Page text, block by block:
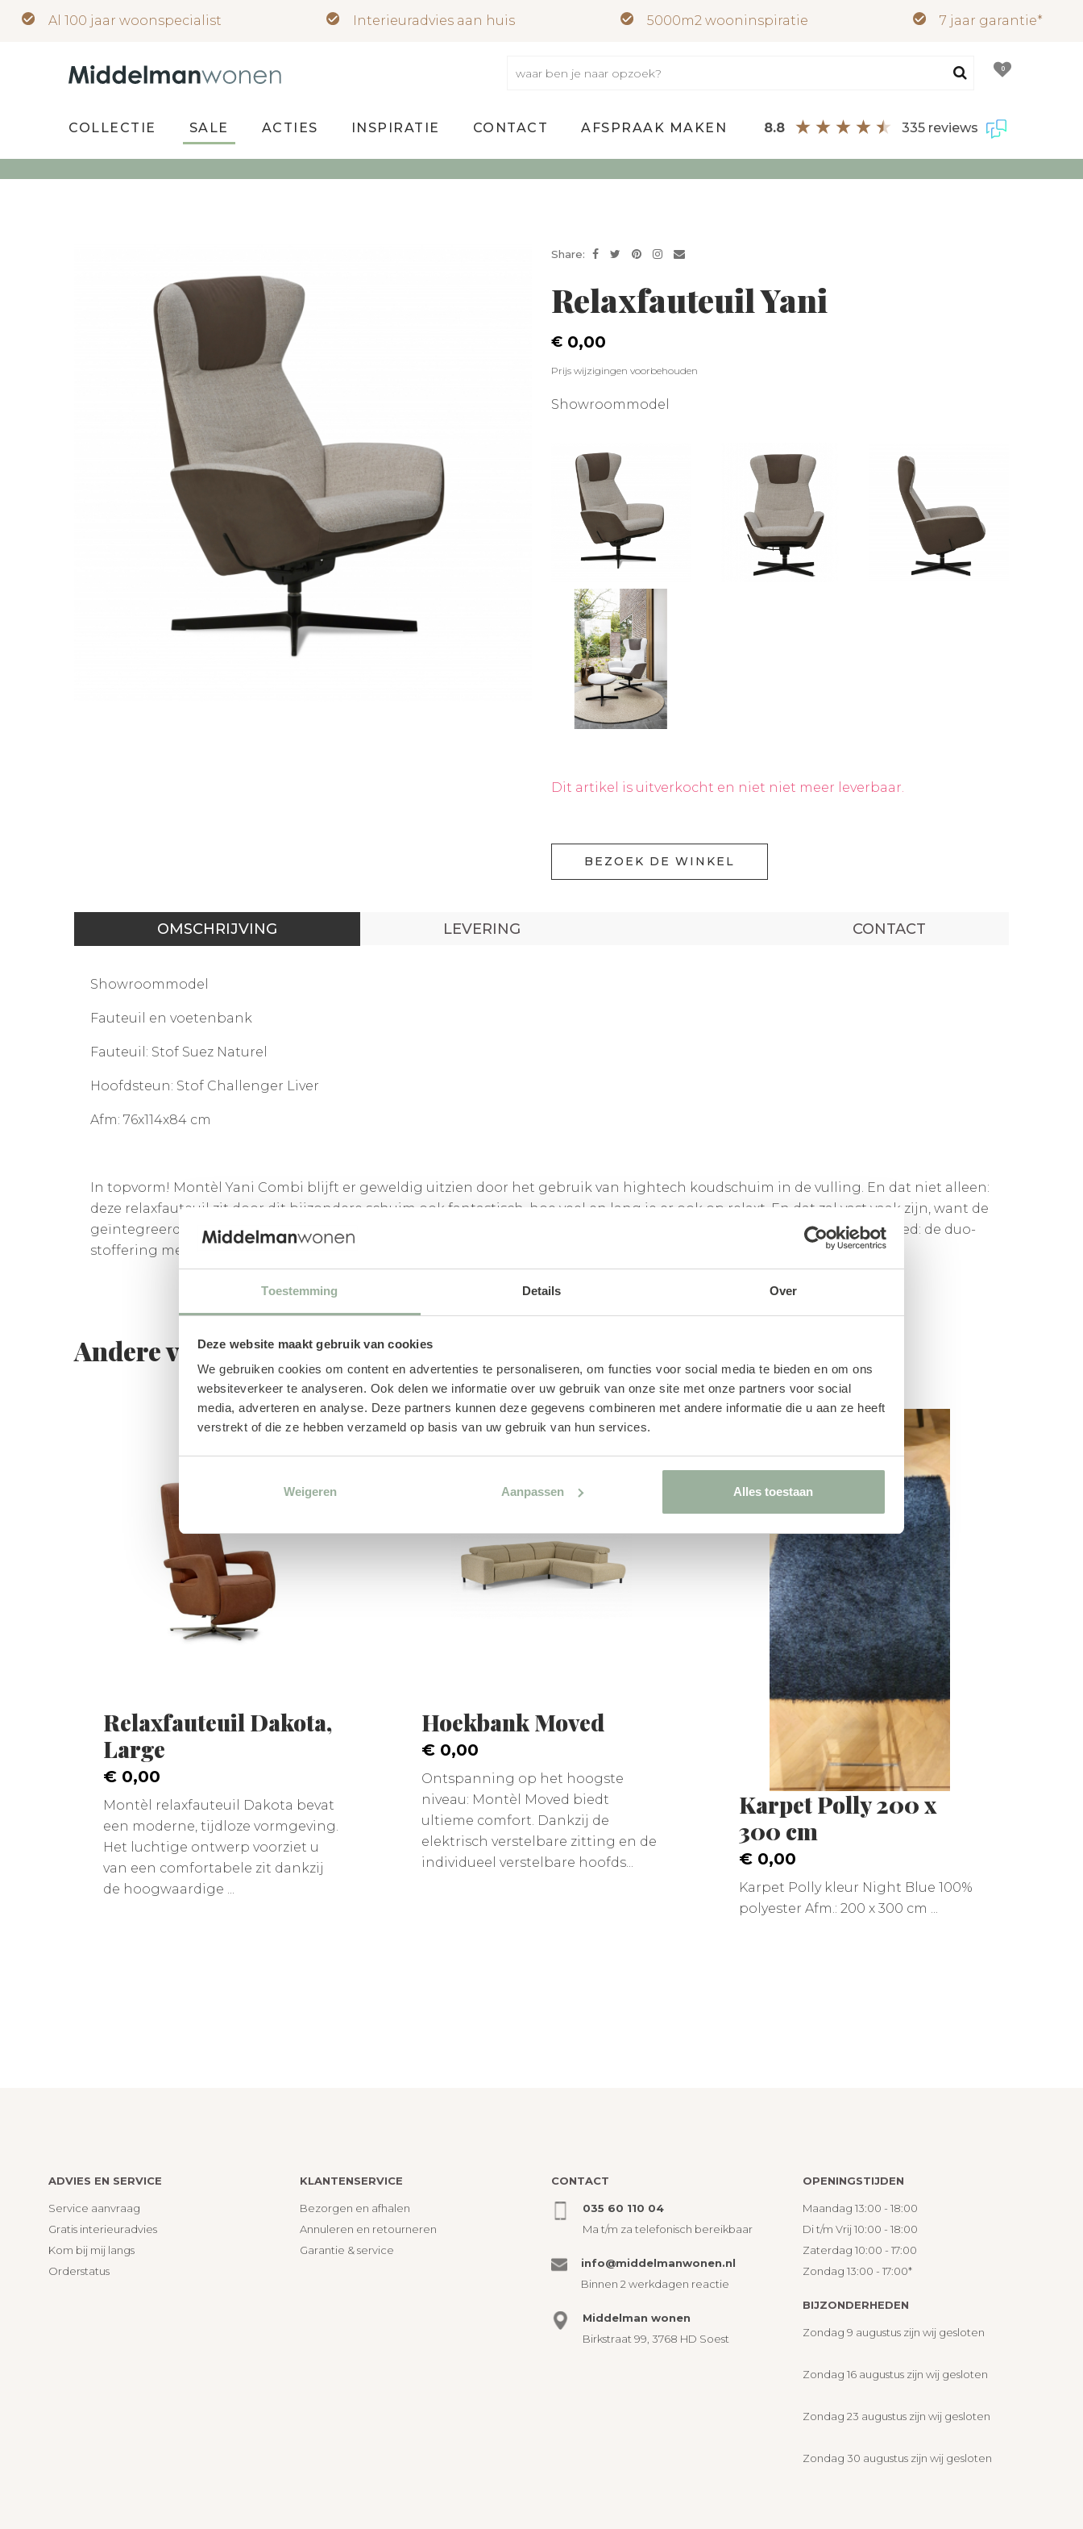
Toestemming Details Over
Deze website maakt gebruik van cookies
We gebruiken cookies om content en advertenties te personaliseren, om functies voor social media te bieden en om ons
websiteverkeer te analyseren. Ook delen we informatie over uw gebruik van onze site met onze partners voor social
media, adverteren en analyse. Deze partners kunnen deze gegevens combineren met andere informatie die u aan ze heeft
verstrekt of die ze hebben verzameld op basis van uw gebruik van hun services.
Weigeren Aanpassen Alles toestaan
Al 100 jaar woonspecialist Interieuradvies aan huis 5000m2 wooninspiratie 7 jaar garantie*
COLLECTIE SALE ACTIES INSPIRATIE CONTACT AFSPRAAK MAKEN
0
8.8 335 reviews
Share:
Relaxfauteuil Yani
0,00
Prijs wijzigingen voorbehouden
Showroommodel
Dit artikel is uitverkocht en niet niet meer leverbaar.
BEZOEK DE WINKEL
OMSCHRIJVING LEVERING CONTACT
Showroommodel
Fauteuil en voetenbank
Fauteuil: Stof Suez Naturel
Hoofdsteun: Stof Challenger Liver
Afm: 76x114x84 cm
In topvorm! Montèl Yani Combi blijft er geweldig uitzien door het gebruik van hightech koudschuim in de vulling. En dat niet alleen:
deze relaxfauteuil zit door dit bijzondere schuim ook fantastisch, hoe veel en lang je er ook op relaxt. En dat zal vast vaak zijn, want de
geïntegreerde hoofdsteun, kuipvorm en kantelfunctie maken deze fauteuil extra ontspannen. Met de stijl zit het ook goed: de duo-
stoffering met beige en bruine stof geven ’m een frisse, naturel uitstraling. Comfort chic!
Andere van
Relaxfauteuil Dakota,
Large
€ 0,00
Montèl relaxfauteuil Dakota bevat
een moderne, tijdloze vormgeving.
Het luchtige ontwerp voorziet u
van een comfortabele zit dankzij
de hoogwaardige ...
Hoekbank Moved
€ 0,00
Ontspanning op het hoogste
niveau: Montèl Moved biedt
ultieme comfort. Dankzij de
elektrisch verstelbare zitting en de
individueel verstelbare hoofds...
Karpet Polly 200 x
300 cm
€ 0,00
Karpet Polly kleur Night Blue 100%
polyester Afm.: 200 x 300 cm ...
ADVIES EN SERVICE
Service aanvraag
Gratis interieuradvies
Kom bij mij langs
Orderstatus
KLANTENSERVICE
Bezorgen en afhalen
Annuleren en retourneren
Garantie & service
CONTACT
035 60 110 04
Ma t/m za telefonisch bereikbaar
info@middelmanwonen.nl
Binnen 2 werkdagen reactie
Middelman wonen
Birkstraat 99, 3768 HD Soest
OPENINGSTIJDEN
Maandag 13:00 - 18:00
Di t/m Vrij 10:00 - 18:00
Zaterdag 10:00 - 17:00
Zondag 13:00 - 17:00*
BIJZONDERHEDEN
Zondag 9 augustus zijn wij gesloten
Zondag 16 augustus zijn wij gesloten
Zondag 23 augustus zijn wij gesloten
Zondag 30 augustus zijn wij gesloten